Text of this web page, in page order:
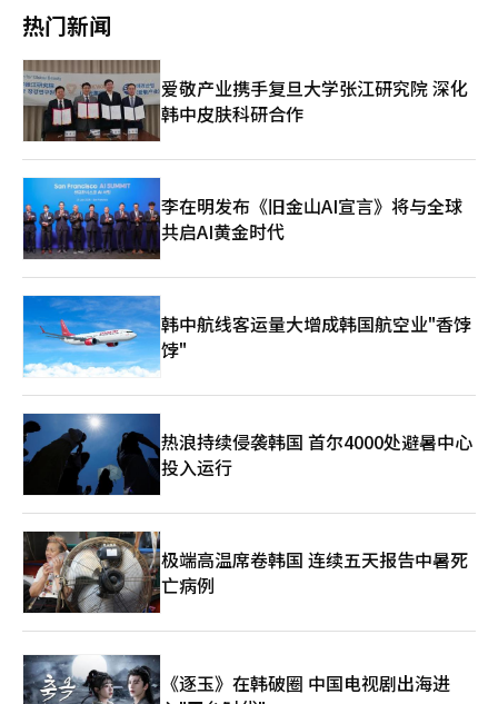
谣的情感，塑造出“克服动荡历史并创造新未来的新时代英雄”。
体现。宋在宇是创始人宋志奥设计师的儿子，目前领导品牌。他在
学习数学和艺术史后，因巴黎时装周契机在巴黎生活，与品牌共同
成长。“与时尚共存，自然融入生活。似乎让世界观、艺术、时尚
不与日常分离。”他的设计灵感来源于文艺复兴和浪漫主义绘画、
古典文学、电影。“时尚与电影相似，是多领域结合的类型，包含
图像、时代、人物的故事。想象每个人的叙事进行创作。”目前正
在阅读奥维德的《变形记》和埃斯库罗斯的作品。另一个灵感来源
是韩国特有的情感‘恨’。“‘恨’不仅是简单的悲伤，而是富有
情感并蕴含前进力量的情感。”这种情感超越个人，流淌于整个社
会。深厚的情感与前进的态度与韩国社会的成长相连。此次工作也
着重于将‘恨’转化为面向未来的能量。品牌运营哲学简单：不急
于求成。“在变化的世界中保持自我很重要。相信这样做，总会有
好机会到来。”谈到与创始人的差异，他提到‘重复性’。“反复
强化品牌身份很重要。大众不会每六个月都看秀。”对他而言，重
要的标准是‘真诚’。“无论是极简主义还是前卫，形式不如说服
现‘情感’和‘内心’。“要能自然回答‘为什么这样做’的问
题。最终内心最重要。”他努力控制情感波动。“前卫优雅是寻找
先锋与优雅的结合，而这种优雅与东方情感相连。”主要使用黑色
也是出于此。选择保持克制美而非表达特定情感。创作方式也与克
制相连。他引用毕加索的话，表示希望保持‘孩童般的视
角’。“画得像拉斐尔用了四年，但像孩子一样画却需要一
生。”“纯粹的心是无论他人如何看待，表达自己的情感和灵
感。”在创作方式上，他重视手绘而非数字化。“微小的差异会改
变结果。制作衣服过程中的‘手感’很重要。”他的设计从手开
始，但在人身上完成。这种方法自然加强了‘角色性’。“专注于
次舞台通过黑白对比最大化视觉效果。选择是为了减轻结构设计可
能显得沉重的感觉。在初期构思阶段，采用可拆卸的分层结构设
讨论全球菜单战略，并计划根据合作伙伴的反馈和成果考虑定期
化。 VIPS为KT会员提供50%折扣CJ Foodville宣布，VIPS将为KT
会员推出“KT客户回馈”促销活动，提供50%折扣。KT会员可在
4月1日至15日通过KT会员App或网页领取优惠券，使用期限至30
日，包括周末。优惠券适用于订单金额15万韩元以内，每桌限用一
张，最高折扣金额为7.5万韩元。CJ Foodville表示，此次促销旨在
让顾客以合理价格体验VIPS的高端餐饮。VIPS通过季节性沙拉吧、
牛排、葡萄酒和生啤酒等提升用餐体验。 HiteJinro引进美国高端
啤酒“米勒真品”HiteJinro宣布从本月起在韩国分销美国高端啤
酒品牌“米勒真品”。米勒真品由全球酒类公司Molson Coors于
1985年推出，采用四次过滤工艺，酒精度为4.7%。此次重新推出
的产品包装进行了更新，强调品牌理念“打破常规”。HiteJinro
表示，米勒真品以其柔和口感和清爽感在全球市场广受欢迎，计划
销售。 IGIN推出无酒精高球饮料“苹果柑橘”和“苹果桃
子”Genie's Lamp宣布推出无酒精高球新品“IGIN苹果柑
橘”和“IGIN苹果桃子”。这两款产品是现有即饮系列的扩展，迎
合“健康享乐”趋势，强调零糖和低卡路里。产品将于4月1日起在
全国GS25便利店和Genie's Lamp官方商店销售。为纪念上市，将
推出限量版包装，赠送BTS成员Jin的旅行贴纸。Genie's Lamp表
示，IGIN无酒精饮料旨在打破酒类界限，为消费者提供清新选择。
※ 本报道经人工智能（AI）系统翻译与编辑。
热门新闻
爱敬产业携手复旦大学张江研究院 深化
韩中皮肤科研合作
李在明发布《旧金山AI宣言》将与全球
共启AI黄金时代
韩中航线客运量大增成韩国航空业"香饽
饽"
热浪持续侵袭韩国 首尔4000处避暑中心
投入运行
极端高温席卷韩国 连续五天报告中暑死
亡病例
《逐玉》在韩破圈 中国电视剧出海进